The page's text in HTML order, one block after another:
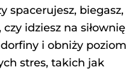
spacerujesz, biegasz,
idziesz na siłownię
i obniży poziom
stres, takich jak